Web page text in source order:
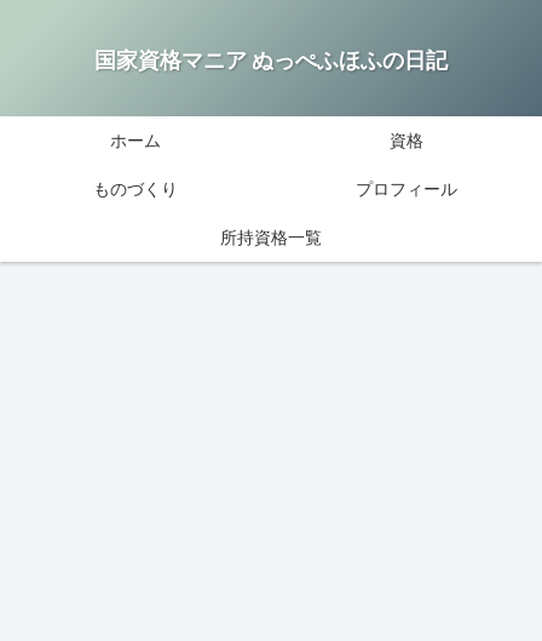
国家資格マニア ぬっぺふほふの日記
ホーム 資格
ものづくり プロフィール
所持資格一覧